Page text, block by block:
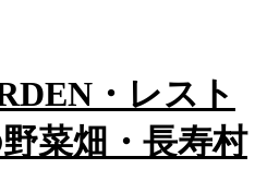
・レスト
菜畑・長寿村